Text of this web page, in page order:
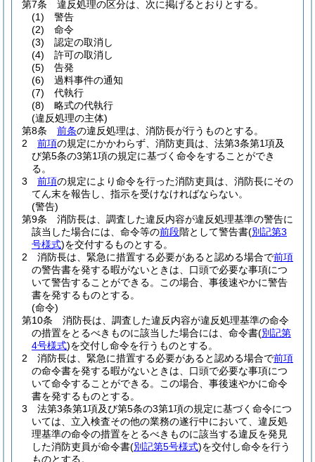
第7条
違反処理の区分は、次に掲げるとおりとする。
(1)
警告
(2)
命令
(3)
認定の取消し
(4)
許可の取消し
(5)
告発
(6)
過料事件の通知
(7)
代執行
(8)
略式の代執行
(違反処理の主体)
第8条
前条の違反処理は、消防長が行うものとする。
2
前項の規定にかかわらず、消防吏員は、法第3条第1項及
び第5条の3第1項の規定に基づく命令をすることができ
る。
3
前項の規定により命令を行った消防吏員は、消防長にその
てん末を報告し、指示を受けなければならない。
(警告)
第9条
消防長は、調査した違反内容が違反処理基準の警告に
該当した場合には、命令等の前段階として警告書(別記第3
号様式)を交付するものとする。
2
消防長は、緊急に措置する必要があると認める場合で前項
の警告書を発する暇がないときは、口頭で必要な事項につ
いて警告することができる。
この場合、事後速やかに警告
書を発するものとする。
(命令)
第10条
消防長は、調査した違反内容が違反処理基準の命令
の措置をとるべきものに該当した場合には、命令書(別記第
4号様式)を交付し命令を行うものとする。
2
消防長は、緊急に措置する必要があると認める場合で前項
の命令書を発する暇がないときは、口頭で必要な事項につ
いて命令することができる。
この場合、事後速やかに命令
書を発するものとする。
3
法第3条第1項及び第5条の3第1項の規定に基づく命令につ
いては、立入検査その他の業務の遂行中において、違反処
理基準の命令の措置をとるべきものに該当する違反を発見
した消防吏員が命令書(別記第5号様式)を交付し命令を行う
ものとする。